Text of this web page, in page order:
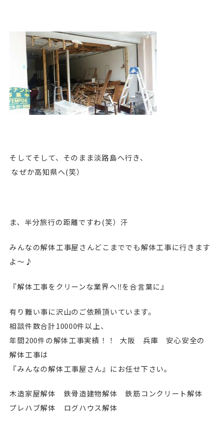
そしてそして、そのまま淡路島へ行き、
なぜか高知県へ(笑）
ま、半分旅行の距離ですわ(笑）汗
みんなの解体工事屋さんどこまででも解体工事に行きます
よ～♪
『解体工事をクリーンな業界へ‼︎を合言葉に』
有り難い事に沢山のご依頼頂いています。
相談件数合計10000件以上、
年間200件の解体工事実績！！ 大阪 兵庫 安心安全の
解体工事は
『みんなの解体工事屋さん』にお任せ下さい。
木造家屋解体 鉄骨造建物解体 鉄筋コンクリート解体
プレハブ解体 ログハウス解体